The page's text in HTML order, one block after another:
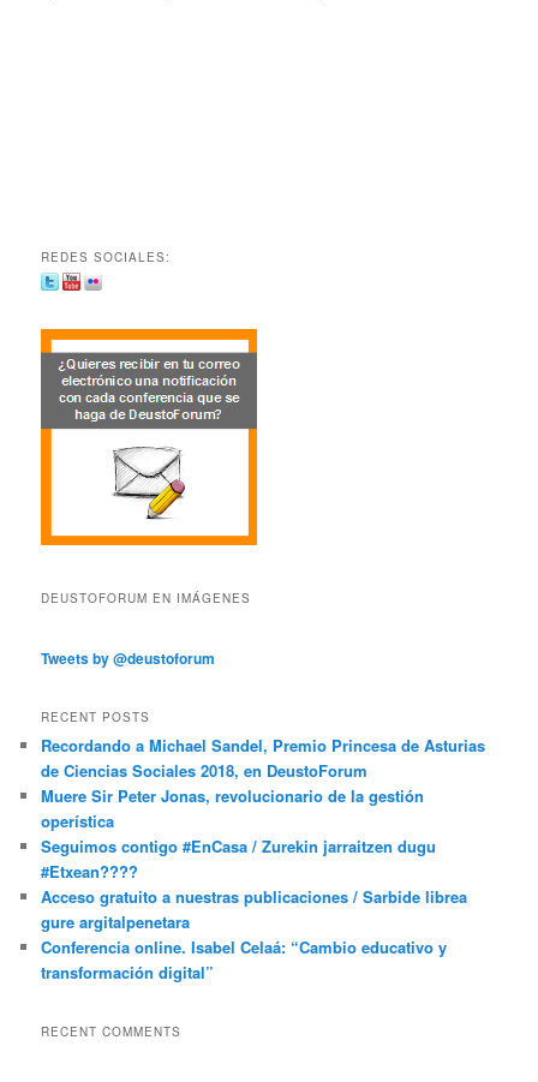
REDES SOCIALES:
DEUSTOFORUM EN IMÁGENES
Tweets by @deustoforum
RECENT POSTS
Recordando a Michael Sandel, Premio Princesa de Asturias
de Ciencias Sociales 2018, en DeustoForum
Muere Sir Peter Jonas, revolucionario de la gestión
operística
Seguimos contigo #EnCasa / Zurekin jarraitzen dugu
#Etxean????
Acceso gratuito a nuestras publicaciones / Sarbide librea
gure argitalpenetara
Conferencia online. Isabel Celaá: “Cambio educativo y
transformación digital”
RECENT COMMENTS